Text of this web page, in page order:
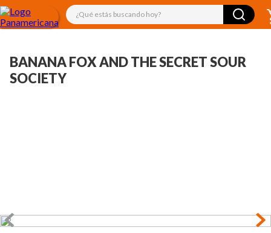
¿Qué estás buscando hoy?
BANANA FOX AND THE SECRET SOUR
SOCIETY